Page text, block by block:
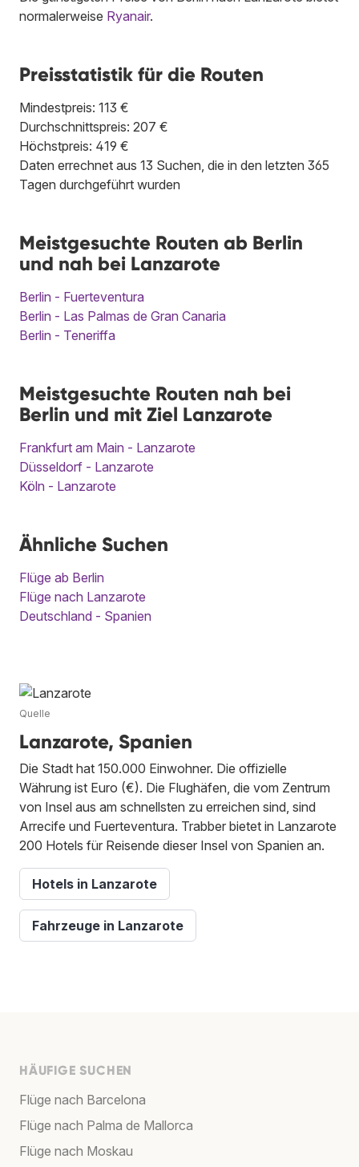
normalerweise Ryanair.
Preisstatistik für die Routen
Mindestpreis: 113 €
Durchschnittspreis: 207 €
Höchstpreis: 419 €
Daten errechnet aus 13 Suchen, die in den letzten 365
Tagen durchgeführt wurden
Meistgesuchte Routen ab Berlin
und nah bei Lanzarote
Berlin - Fuerteventura
Berlin - Las Palmas de Gran Canaria
Berlin - Teneriffa
Meistgesuchte Routen nah bei
Berlin und mit Ziel Lanzarote
Frankfurt am Main - Lanzarote
Düsseldorf - Lanzarote
Köln - Lanzarote
Ähnliche Suchen
Flüge ab Berlin
Flüge nach Lanzarote
Deutschland - Spanien
Quelle
Lanzarote, Spanien
Die Stadt hat 150.000 Einwohner. Die offizielle
Währung ist Euro (€). Die Flughäfen, die vom Zentrum
von Insel aus am schnellsten zu erreichen sind, sind
Arrecife und Fuerteventura. Trabber bietet in Lanzarote
200 Hotels für Reisende dieser Insel von Spanien an.
Hotels in Lanzarote
Fahrzeuge in Lanzarote
HÄUFIGE SUCHEN
Flüge nach Barcelona
Flüge nach Palma de Mallorca
Flüge nach Moskau